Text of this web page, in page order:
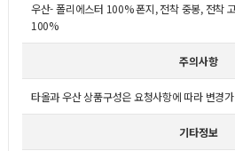
우산- 폴리에스터 100% 폰지, 전착 중봉, 전착
100%
주의사항
타올과 우산 상품구성은 요청사항에 따라 변경
기타정보